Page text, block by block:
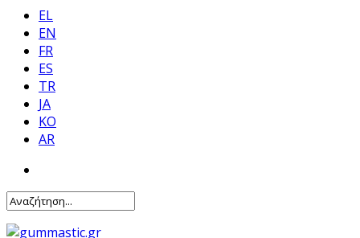
EL
EN
FR
ES
TR
JA
KO
AR